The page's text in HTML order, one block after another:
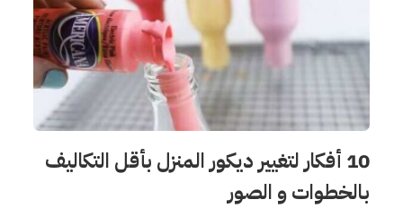
10 أفكار لتغيير ديكور المنزل بأقل التكاليف
بالخطوات و الصور